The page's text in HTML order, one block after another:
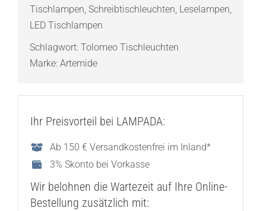
Tischlampen, Schreibtischleuchten, Leselampen,
LED Tischlampen
Schlagwort: Tolomeo Tischleuchten
Marke: Artemide
Ihr Preisvorteil bei LAMPADA:
Ab 150 € Versandkostenfrei im Inland*
3% Skonto bei Vorkasse
Wir belohnen die Wartezeit auf Ihre Online-
Bestellung zusätzlich mit: